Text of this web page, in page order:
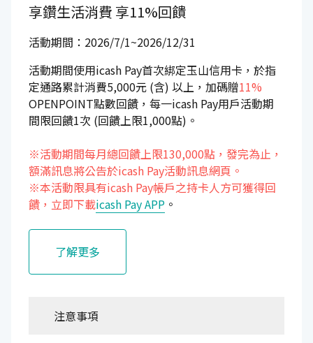
享鑽生活消費 享11%回饋
活動期間：2026/7/1~2026/12/31
活動期間使用icash Pay首次綁定玉山信用卡，於指
定通路累計消費5,000元 (含) 以上，加碼贈11%
OPENPOINT點數回饋，每一icash Pay用戶活動期
間限回饋1次 (回饋上限1,000點)。
※活動期間每月總回饋上限130,000點，發完為止，
額滿訊息將公告於icash Pay活動訊息網頁。
※本活動限具有icash Pay帳戶之持卡人方可獲得回
饋，立即下載icash Pay APP 。
了解更多
注意事項